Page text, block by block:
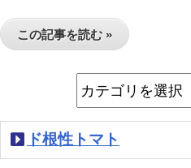
この記事を読む »
ド根性トマト